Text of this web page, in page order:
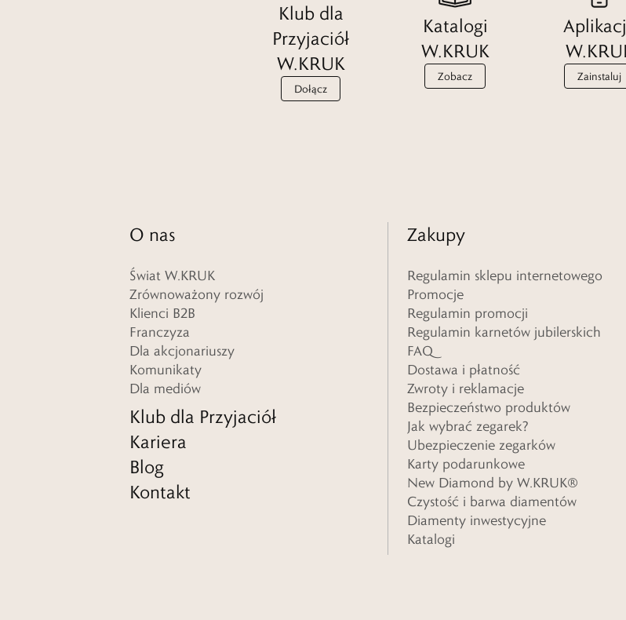
Klub dla
Przyjaciół
W.KRUK
Dołącz
Katalogi
W.KRUK
Zobacz Zainstaluj
O nas
Świat W.KRUK
Zrównoważony rozwój
Klienci B2B
Franczyza
Dla akcjonariuszy
Komunikaty
Dla mediów
Klub dla Przyjaciół
Kariera
Blog
Kontakt
Zakupy
Regulamin sklepu internetowego
Promocje
Regulamin promocji
Regulamin karnetów jubilerskich
FAQ
Dostawa i płatność
Zwroty i reklamacje
Bezpieczeństwo produktów
Jak wybrać zegarek?
Ubezpieczenie zegarków
Karty podarunkowe
New Diamond by W.KRUK®
Czystość i barwa diamentów
Diamenty inwestycyjne
Katalogi